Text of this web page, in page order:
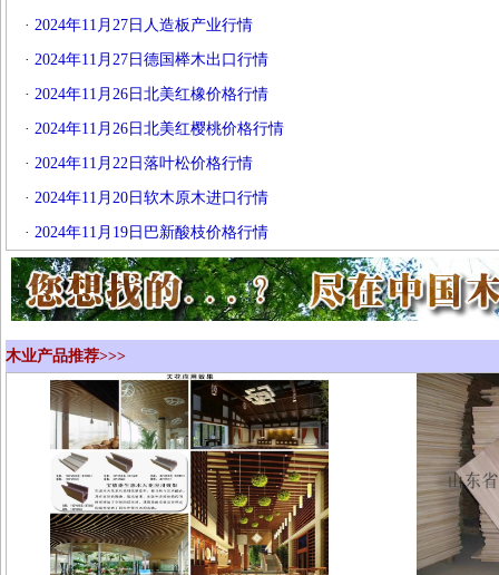
· 2024年11月27日人造板产业行情
· 2024年11月27日德国榉木出口行情
· 2024年11月26日北美红橡价格行情
· 2024年11月26日北美红樱桃价格行情
· 2024年11月22日落叶松价格行情
· 2024年11月20日软木原木进口行情
· 2024年11月19日巴新酸枝价格行情
木业产品推荐>>>